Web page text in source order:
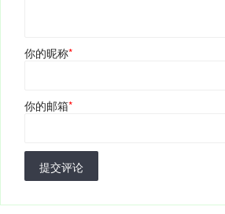
你的昵称*
你的邮箱*
提交评论